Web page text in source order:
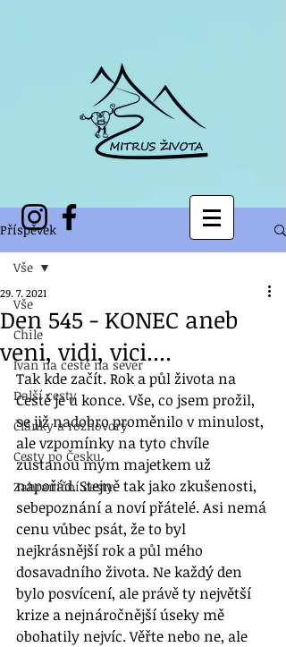
Příspěvek
Vše
Chile
Ivan na cestě na sever
Další cesty
Články a rozhovory
Cesty po Česku
Zahraniční cesty
Vše
Den 545 - KONEC aneb
veni, vidi, vici....
29. 7. 2021
Tak kde začít. Rok a půl života na
Cestě je u konce. Vše, co jsem prožil,
se již nadobro proměnilo v minulost,
ale vzpomínky na tyto chvíle
zůstanou mým majetkem už
napořád. Stejně tak jako zkušenosti,
sebepoznání a noví přátelé. Asi nemá
cenu vůbec psát, že to byl
nejkrásnější rok a půl mého
dosavadního života. Ne každý den
bylo posvícení, ale právě ty největší
krize a nejnáročnější úseky mě
obohatily nejvíc. Věřte nebo ne, ale